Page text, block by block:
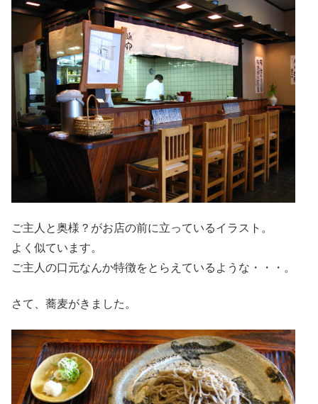
ご主人と奥様？がお店の前に立っているイラスト。
よく似ています。
ご主人の口元なんか特徴をとらえているような・・・。
さて、蕎麦がきました。